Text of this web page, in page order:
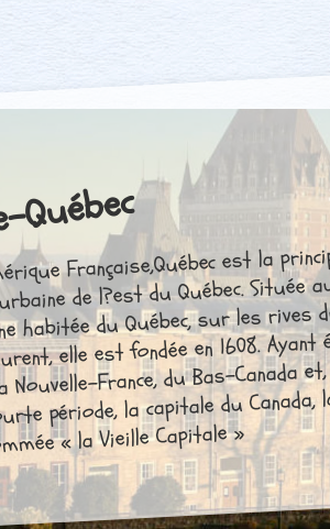
Québec
Française,Québec est la
de l?est du Québec. Située
habitée du Québec, sur les rives
elle est fondée en 1608.
France, du Bas-Canada et,
période, la capitale du Canada,
« la Vieille Capitale »